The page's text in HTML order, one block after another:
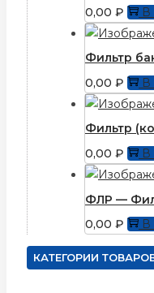
0,00 ₽ В
Фильтр
0,00 ₽ В
Фильтр
0,00 ₽ В
ФЛР —
0,00 ₽ В
КАТЕГОРИИ